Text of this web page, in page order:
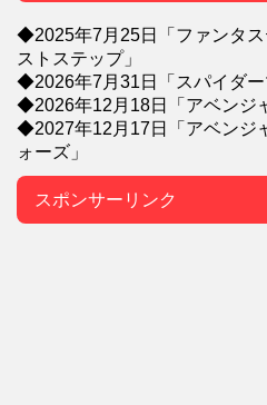
◆2025年7月25日「ファンタ
ストステップ」
◆2026年7月31日「スパイダー
◆2026年12月18日「アベンジ
◆2027年12月17日「アベンジ
ォーズ」
スポンサーリンク